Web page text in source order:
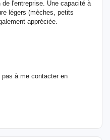
l'entreprise. Une capacité à
légers (mèches, petits
appréciée.
à me contacter en